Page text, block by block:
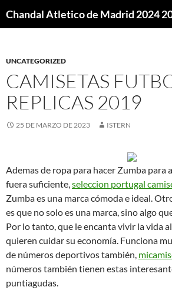
UNCATEGORIZED
CAMISETAS
REPLICAS 2019
25 DE MARZO DE 2023 ISTERN
Ademas de ropa para hacer Zumba para
fuera suficiente,seleccion portugal
Zumba es una marca cómoda e ideal.
es que no solo es una marca, sino algo
Por lo tanto, que le encanta vivir la vida
quieren cuidar su economía. Funciona
de números deportivos también,
números también tienen estas
puntiagudas.